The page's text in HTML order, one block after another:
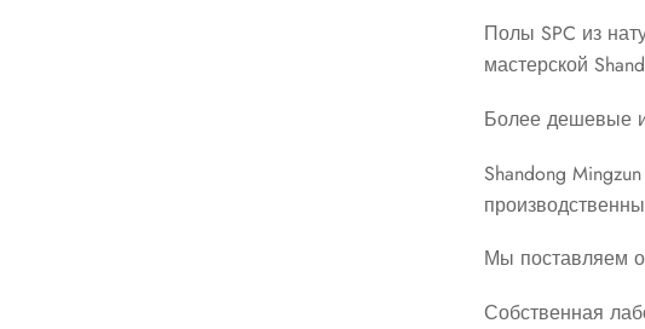
Полы SPC из
мастерской
Более дешевые
Shandong
Мы поставляем
Собственная